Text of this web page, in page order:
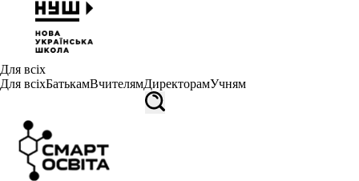
Для всіх
Для всіхБатькамВчителямДиректорамУчням